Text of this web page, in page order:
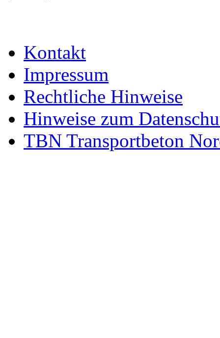
Kontakt
Impressum
Rechtliche Hinweise
Hinweise zum
TBN Transportbeton